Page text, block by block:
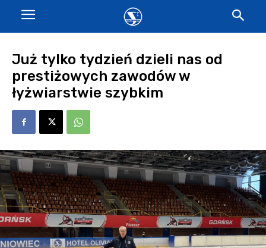
Już tylko tydzień dzieli nas od
prestiżowych zawodów w
łyżwiarstwie szybkim